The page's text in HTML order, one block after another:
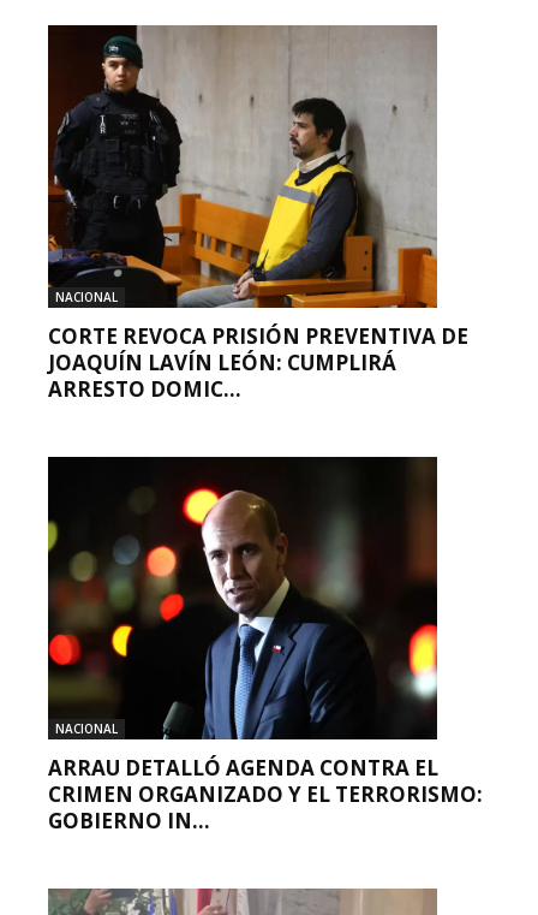
NACIONAL
CORTE REVOCA PRISIÓN PREVENTIVA DE
JOAQUÍN LAVÍN LEÓN: CUMPLIRÁ
ARRESTO DOMIC...
NACIONAL
ARRAU DETALLÓ AGENDA CONTRA EL
CRIMEN ORGANIZADO Y EL TERRORISMO:
GOBIERNO IN...